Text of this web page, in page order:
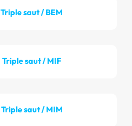
Triple saut / BEM
Triple saut / MIF
Triple saut / MIM